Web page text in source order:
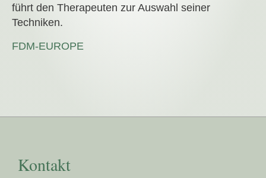
führt den Therapeuten zur Auswahl seiner
Techniken.
FDM-EUROPE
Kontakt